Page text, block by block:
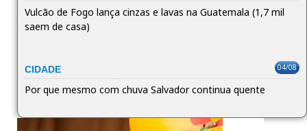
Vulcão de Fogo lança cinzas e lavas na Guatemala (1,7 mil
saem de casa)
CIDADE 04/08
Por que mesmo com chuva Salvador continua quente